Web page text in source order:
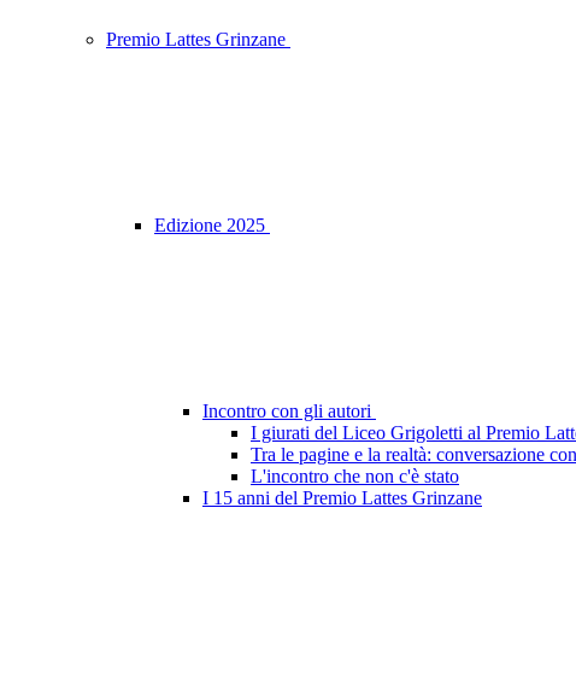
Premio Lattes Grinzane
Edizione 2025
Incontro con gli autori
I giurati del Liceo Grigoletti al Premio
Tra le pagine e la realtà: conversazione
L'incontro che non c'è stato
I 15 anni del Premio Lattes Grinzane